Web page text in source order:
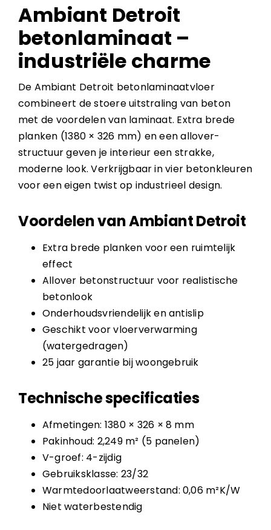
Ambiant Detroit
betonlaminaat –
industriële charme
De Ambiant Detroit betonlaminaatvloer
combineert de stoere uitstraling van beton
met de voordelen van laminaat. Extra brede
planken (1380 × 326 mm) en een allover-
structuur geven je interieur een strakke,
moderne look. Verkrijgbaar in vier betonkleuren
voor een eigen twist op industrieel design.
Voordelen van Ambiant Detroit
Extra brede planken voor een ruimtelijk
effect
Allover betonstructuur voor realistische
betonlook
Onderhoudsvriendelijk en antislip
Geschikt voor vloerverwarming
(watergedragen)
25 jaar garantie bij woongebruik
Technische specificaties
Afmetingen: 1380 × 326 × 8 mm
Pakinhoud: 2,249 m² (5 panelen)
V-groef: 4-zijdig
Gebruiksklasse: 23/32
Warmtedoorlaatweerstand: 0,06 m²K/W
Niet waterbestendig